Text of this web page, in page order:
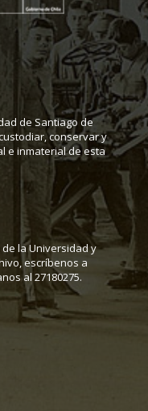
de Santiago de
conservar y
e inmaterial de esta
la Universidad y
escríbenos a
al 27180275.